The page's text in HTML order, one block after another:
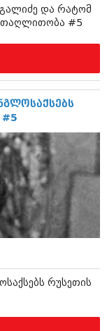
და რატომ
თაღლითობა #5
#5
რუსეთის